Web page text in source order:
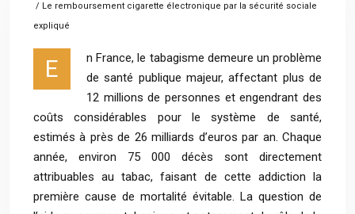
/ Le remboursement cigarette électronique par la sécurité sociale
expliqué
E
n France, le tabagisme demeure un problème
de santé publique majeur, affectant plus de
12 millions de personnes et engendrant des
coûts considérables pour le système de santé,
estimés à près de 26 milliards d’euros par an. Chaque
année, environ 75 000 décès sont directement
attribuables au tabac, faisant de cette addiction la
première cause de mortalité évitable. La question de